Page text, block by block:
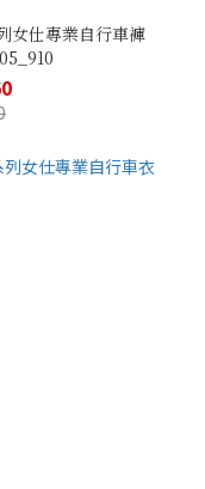
女仕專業自行車褲